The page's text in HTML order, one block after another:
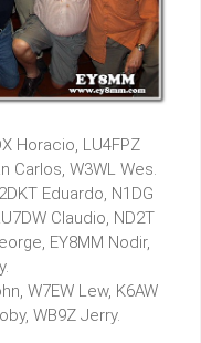
Horacio, LU4FPZ
Carlos, W3WL Wes.
Eduardo, N1DG
Claudio, ND2T
EY8MM Nodir,
W7EW Lew, K6AW
WB9Z Jerry.